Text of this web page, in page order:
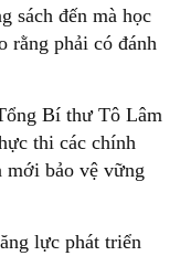
sách đến mà học
rằng phải có đánh
Bí thư Tô Lâm
thi các chính
mới bảo vệ vững
lực phát triển